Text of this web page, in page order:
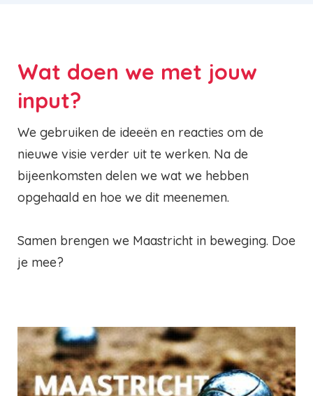
Wat doen we met jouw
input?
We gebruiken de ideeën en reacties om de
nieuwe visie verder uit te werken. Na de
bijeenkomsten delen we wat we hebben
opgehaald en hoe we dit meenemen.
Samen brengen we Maastricht in beweging. Doe
je mee?